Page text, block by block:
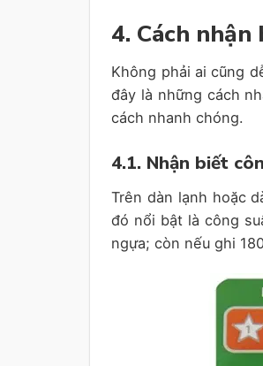
4. Cách
Không phải ai cũng
đây là những cách
cách nhanh chóng.
4.1. Nhận biết
Trên dàn lạnh hoặc
đó nổi bật là công
ngựa; còn nếu ghi